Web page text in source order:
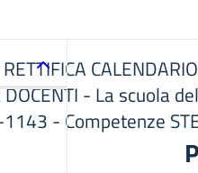
- La scuola
- Competenze